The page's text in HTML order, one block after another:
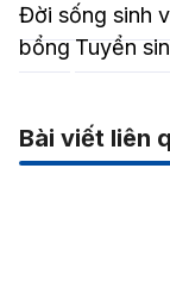
Đời sống sinh
bổngTuyển
Bài viết liên